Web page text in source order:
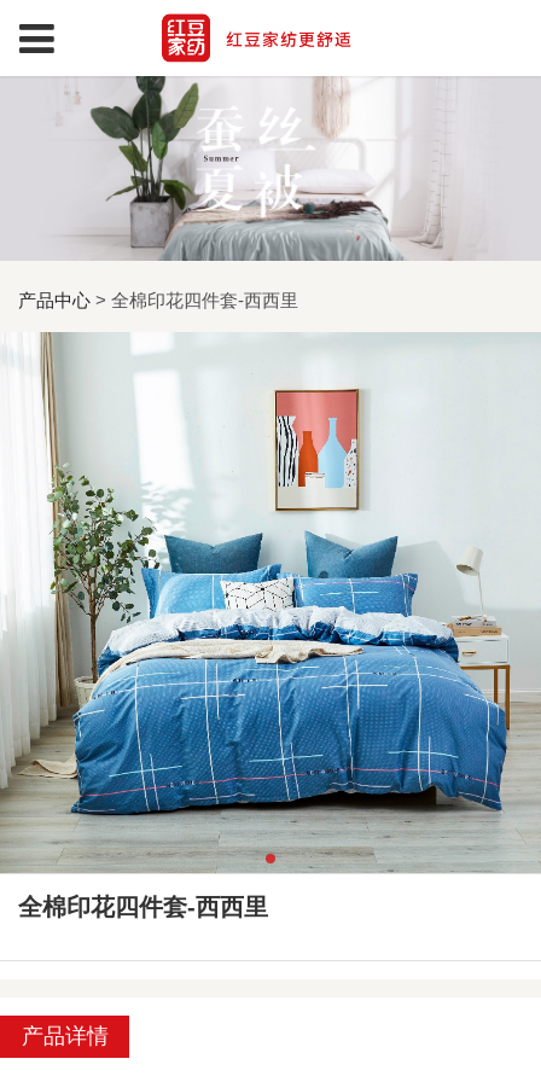
产品中心 >全棉印花四件套-西西里
全棉印花四件套-西西里
产品详情